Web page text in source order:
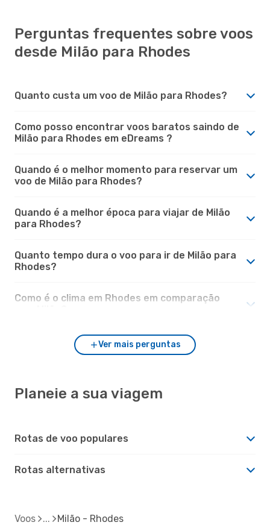
Perguntas frequentes sobre voos
desde Milão para Rhodes
Quanto custa um voo de Milão para Rhodes?
Como posso encontrar voos baratos saindo de
Milão para Rhodes em eDreams ?
Quando é o melhor momento para reservar um
voo de Milão para Rhodes?
Quando é a melhor época para viajar de Milão
para Rhodes?
Quanto tempo dura o voo para ir de Milão para
Rhodes?
Como é o clima em Rhodes em comparação
Ver mais perguntas
Planeie a sua viagem
Rotas de voo populares
Rotas alternativas
Voos Milão - Rhodes